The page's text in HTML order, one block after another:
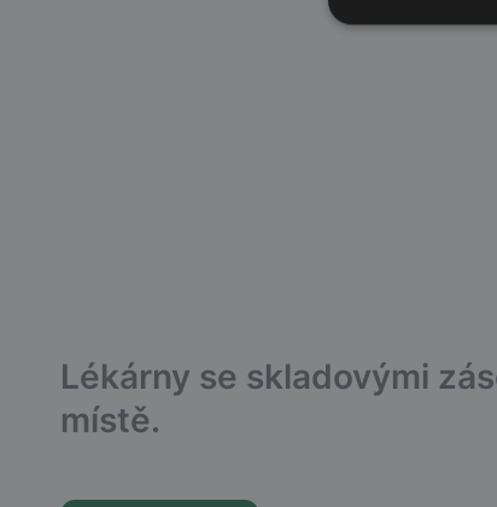
Lékárny se skladovými
místě.